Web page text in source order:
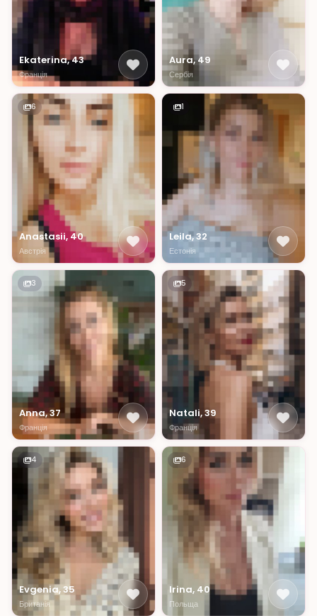
Ekaterina, 43
Франція
Aura, 49
Сербія
6
Anastasii, 40
Австрія
1
Leila, 32
Естонія
3
Anna, 37
Франція
5
Natali, 39
Франція
4
Evgenia, 35
Британія
6
Irina, 40
Польща